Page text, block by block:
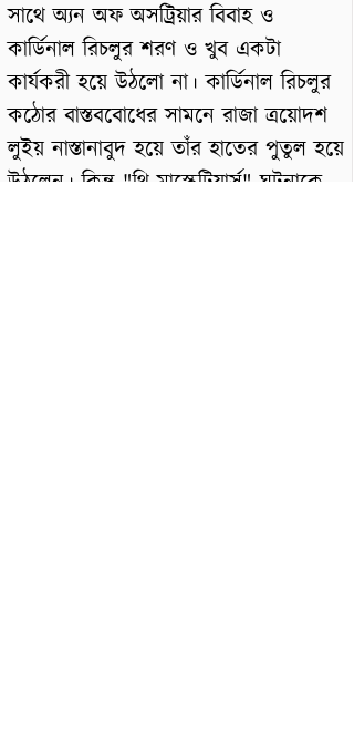
সাথে অ্যন অফ অসট্রিয়ার বিবাহ ও
কার্ডিনাল রিচলুর শরণ ও খুব একটা
কার্যকরী হয়ে উঠলো না। কার্ডিনাল রিচলুর
কঠোর বাস্তববোধের সামনে রাজা ত্রয়োদশ
লুইয় নাস্তানাবুদ হয়ে তাঁর হাতের পুতুল হয়ে
উঠলেন। কিন্তু "থ্রি মাস্কেটিয়ার্স" ঘটনাকে